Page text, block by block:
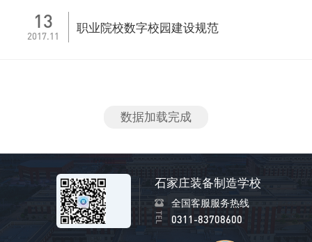
13
2017.11
职业院校数字校园建设规范
数据加载完成
石家庄装备制造学校
全国客服服务热线
0311-83708600